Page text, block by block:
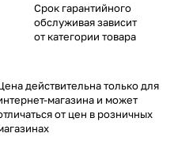
Срок гарантийного
обслуживая зависит
от категории товара
действительна только для
магазина и может
от цен в розничных